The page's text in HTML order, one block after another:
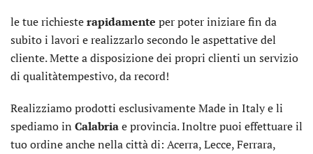
le tue richiesterapidamente per poter iniziare fin da
subito i lavori e realizzarlo secondo le aspettative del
cliente. Mette a disposizione dei propri clienti un servizio
di qualitàtempestivo, da record!
Realizziamo prodotti esclusivamente Made in Italy e li
spediamo in Calabriae provincia. Inoltre puoi effettuare il
tuo ordine anche nella città di: Acerra, Lecce, Ferrara,